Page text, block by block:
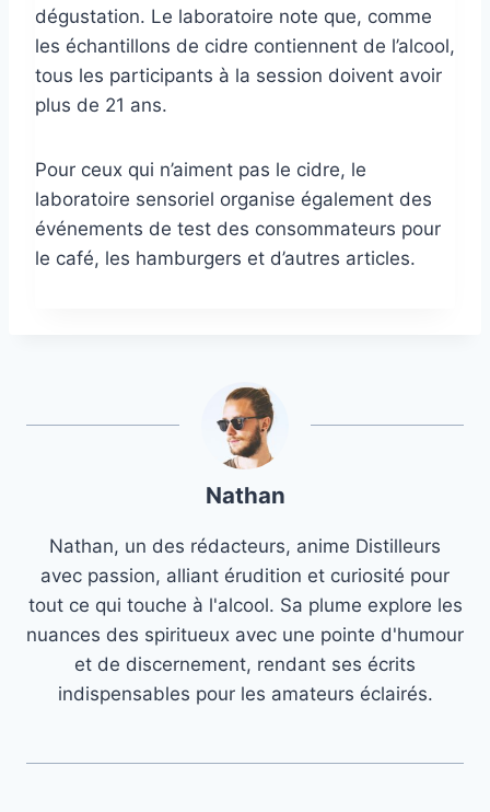
dégustation. Le laboratoire note que, comme
les échantillons de cidre contiennent de l’alcool,
tous les participants à la session doivent avoir
plus de 21 ans.
Pour ceux qui n’aiment pas le cidre, le
laboratoire sensoriel organise également des
événements de test des consommateurs pour
le café, les hamburgers et d’autres articles.
Nathan
Nathan, un des rédacteurs, anime Distilleurs
avec passion, alliant érudition et curiosité pour
tout ce qui touche à l'alcool. Sa plume explore les
nuances des spiritueux avec une pointe d'humour
et de discernement, rendant ses écrits
indispensables pour les amateurs éclairés.